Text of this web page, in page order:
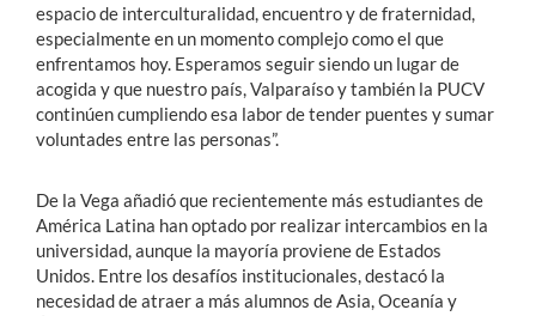
espacio de interculturalidad, encuentro y de fraternidad,
especialmente en un momento complejo como el que
enfrentamos hoy. Esperamos seguir siendo un lugar de
acogida y que nuestro país, Valparaíso y también la PUCV
continúen cumpliendo esa labor de tender puentes y sumar
voluntades entre las personas”.
De la Vega añadió que recientemente más estudiantes de
América Latina han optado por realizar intercambios en la
universidad, aunque la mayoría proviene de Estados
Unidos. Entre los desafíos institucionales, destacó la
necesidad de atraer a más alumnos de Asia, Oceanía y